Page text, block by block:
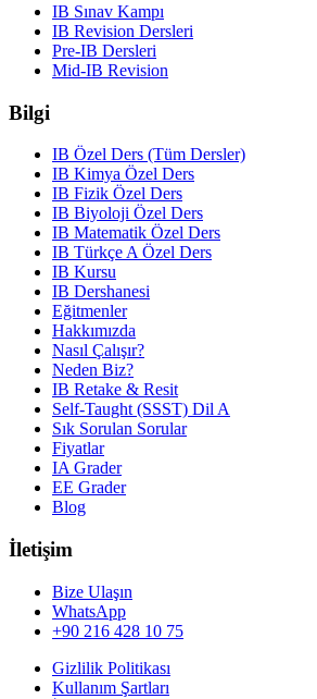
IB Sınav Kampı
IB Revision Dersleri
Pre-IB Dersleri
Mid-IB Revision
Bilgi
IB Özel Ders (Tüm Dersler)
IB Kimya Özel Ders
IB Fizik Özel Ders
IB Biyoloji Özel Ders
IB Matematik Özel Ders
IB Türkçe A Özel Ders
IB Kursu
IB Dershanesi
Eğitmenler
Hakkımızda
Nasıl Çalışır?
Neden Biz?
IB Retake & Resit
Self-Taught (SSST) Dil A
Sık Sorulan Sorular
Fiyatlar
IA Grader
EE Grader
Blog
İletişim
Bize Ulaşın
WhatsApp
+90 216 428 10 75
Gizlilik Politikası
Kullanım Şartları